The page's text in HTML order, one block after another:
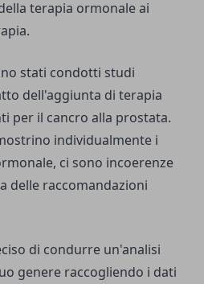
terapia ormonale ai
stati condotti studi
dell'aggiunta di terapia
per il cancro alla prostata.
individualmente i
ci sono incoerenze
delle raccomandazioni
di condurre un'analisi
genere raccogliendo i dati